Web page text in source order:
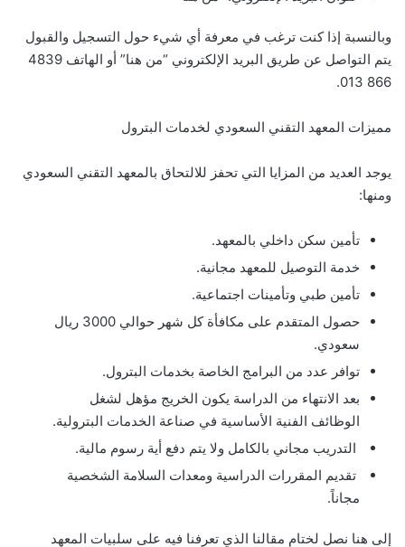
وبالنسبة إذا كنت ترغب في معرفة أي شيء حول التسجيل والقبول
يتم التواصل عن طريق البريد الإلكتروني “من هنا” أو الهاتف 4839
866 013.
مميزات المعهد التقني السعودي لخدمات البترول
يوجد العديد من المزايا التي تحفز للالتحاق بالمعهد التقني السعودي
ومنها:
تأمين سكن داخلي بالمعهد.
خدمة التوصيل للمعهد مجانية.
تأمين طبي وتأمينات اجتماعية.
حصول المتقدم على مكافأة كل شهر حوالي 3000 ريال
سعودي.
توافر عدد من البرامج الخاصة بخدمات البترول.
بعد الانتهاء من الدراسة يكون الخريج مؤهل لشغل
الوظائف الفنية الأساسية في صناعة الخدمات البترولية.
التدريب مجاني بالكامل ولا يتم دفع أية رسوم مالية.
تقديم المقررات الدراسية ومعدات السلامة الشخصية
مجاناً.
إلى هنا نصل لختام مقالنا الذي تعرفنا فيه على سلبيات المعهد